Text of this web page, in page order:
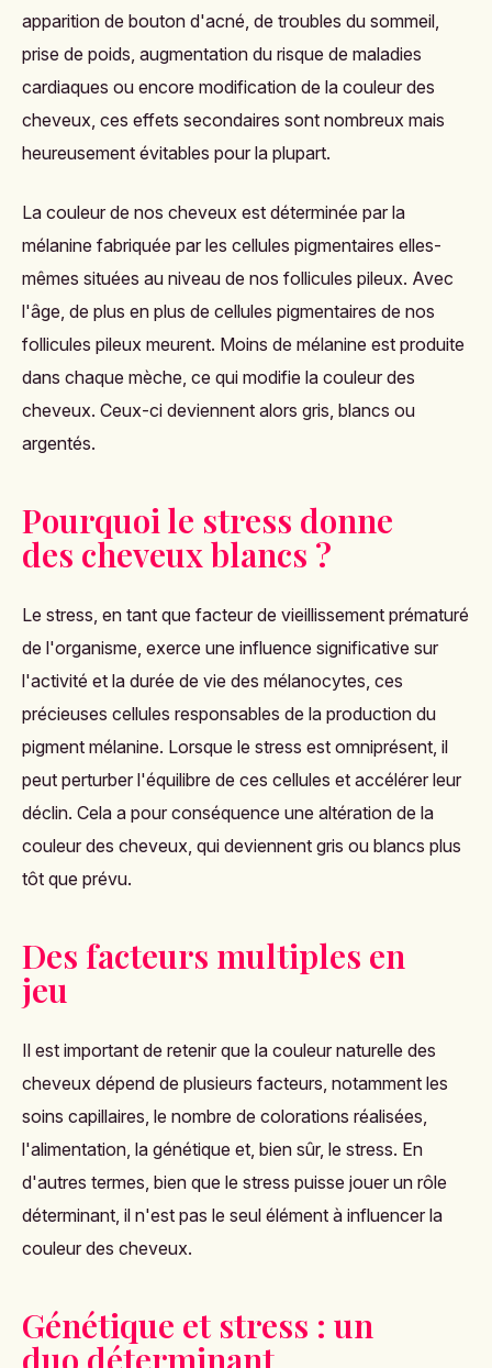
apparition de bouton d'acné, de troubles du sommeil,
prise de poids, augmentation du risque de maladies
cardiaques ou encore modification de la couleur des
cheveux, ces effets secondaires sont nombreux mais
heureusement évitables pour la plupart.
La couleur de nos cheveux est déterminée par la
mélanine fabriquée par les cellules pigmentaires elles-
mêmes situées au niveau de nos follicules pileux. Avec
l'âge, de plus en plus de cellules pigmentaires de nos
follicules pileux meurent. Moins de mélanine est produite
dans chaque mèche, ce qui modifie la couleur des
cheveux. Ceux-ci deviennent alors gris, blancs ou
argentés.
Pourquoi le stress donne
des cheveux blancs ?
Le stress, en tant que facteur de vieillissement prématuré
de l'organisme, exerce une influence significative sur
l'activité et la durée de vie des mélanocytes, ces
précieuses cellules responsables de la production du
pigment mélanine. Lorsque le stress est omniprésent, il
peut perturber l'équilibre de ces cellules et accélérer leur
déclin. Cela a pour conséquence une altération de la
couleur des cheveux, qui deviennent gris ou blancs plus
tôt que prévu.
Des facteurs multiples en
jeu
Il est important de retenir que la couleur naturelle des
cheveux dépend de plusieurs facteurs, notamment les
soins capillaires, le nombre de colorations réalisées,
l'alimentation, la génétique et, bien sûr, le stress. En
d'autres termes, bien que le stress puisse jouer un rôle
déterminant, il n'est pas le seul élément à influencer la
couleur des cheveux.
Génétique et stress : un
duo déterminant